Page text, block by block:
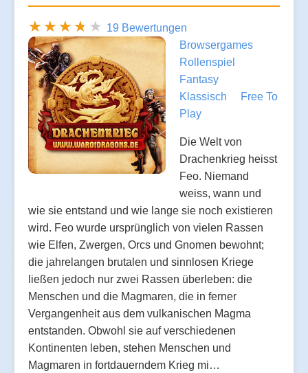
19 Bewertungen
Browsergames
Rollenspiel
Fantasy
Klassisch
Free To
Play
Die Welt von
Drachenkrieg heisst
Feo. Niemand
weiss, wann und
wie sie entstand und wie lange sie noch existieren
wird. Feo wurde ursprünglich von vielen Rassen
wie Elfen, Zwergen, Orcs und Gnomen bewohnt;
die jahrelangen brutalen und sinnlosen Kriege
ließen jedoch nur zwei Rassen überleben: die
Menschen und die Magmaren, die in ferner
Vergangenheit aus dem vulkanischen Magma
entstanden. Obwohl sie auf verschiedenen
Kontinenten leben, stehen Menschen und
Magmaren in fortdauerndem Krieg mi…